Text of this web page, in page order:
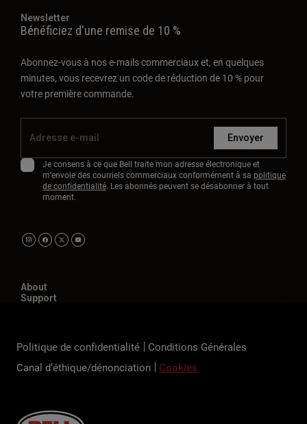
Newsletter
Bénéficiez d'une remise de 10 %
Abonnez-vous à nos e-mails commerciaux et, en quelques
minutes, vous recevrez un code de réduction de 10 % pour
votre première commande.
Envoyer
Je consens à ce que Bell traite mon adresse électronique et
m'envoie des courriels commerciaux conformément à sa politique
de confidentialité. Les abonnés peuvent se désabonner à tout
moment.
About
Support
Politique de confidentialité
Conditions Générales
Canal d’éthique/dénonciation
Cookies